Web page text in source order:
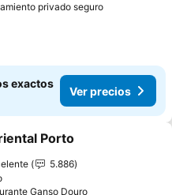
privado seguro
exactos
Ver precios
a favoritos
Porto
5.886
Ganso Douro